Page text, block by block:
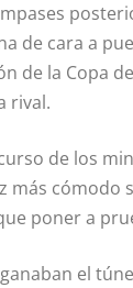
de cara a
de la Copa
rival.
de los
más cómodo
poner a
el